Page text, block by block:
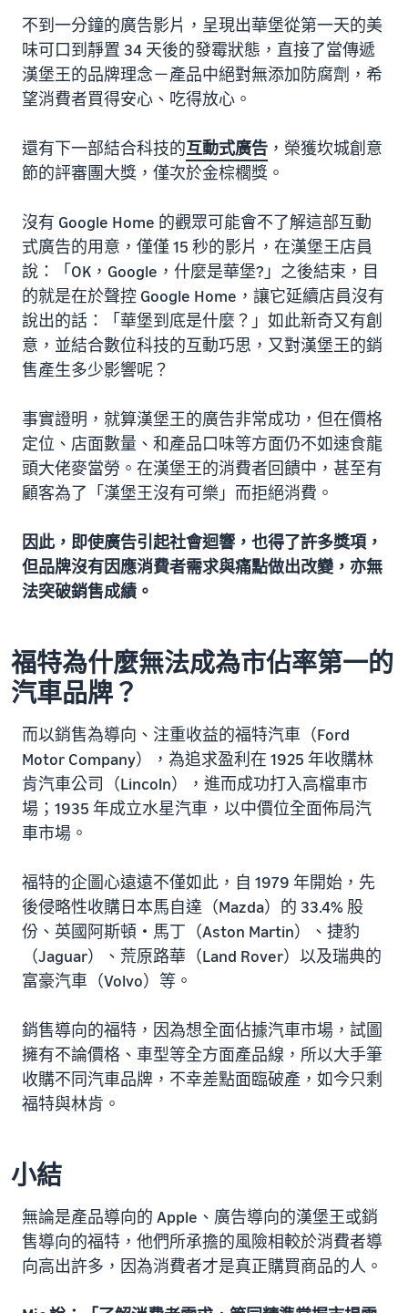
不到一分鐘的廣告影片，呈現出華堡從第一天的美
味可口到靜置 34 天後的發霉狀態，直接了當傳遞
漢堡王的品牌理念－產品中絕對無添加防腐劑，希
望消費者買得安心、吃得放心。
還有下一部結合科技的互動式廣告 ，榮獲坎城創意
節的評審團大獎，僅次於金棕櫚獎。
沒有 Google Home 的觀眾可能會不了解這部互動
式廣告的用意，僅僅 15 秒的影片，在漢堡王店員
說：「OK，Google，什麼是華堡?」之後結束，目
的就是在於聲控 Google Home，讓它延續店員沒有
說出的話：「華堡到底是什麼？」如此新奇又有創
意，並結合數位科技的互動巧思，又對漢堡王的銷
售產生多少影響呢？
事實證明，就算漢堡王的廣告非常成功，但在價格
定位、店面數量、和產品口味等方面仍不如速食龍
頭大佬麥當勞。在漢堡王的消費者回饋中，甚至有
顧客為了「漢堡王沒有可樂」而拒絕消費。
因此，即使廣告引起社會迴響，也得了許多獎項，
但品牌沒有因應消費者需求與痛點做出改變，亦無
法突破銷售成績。
福特為什麼無法成為市佔率第一的
汽車品牌？
而以銷售為導向、注重收益的福特汽車（Ford
Motor Company），為追求盈利在 1925 年收購林
肯汽車公司（Lincoln），進而成功打入高檔車市
場；1935 年成立水星汽車，以中價位全面佈局汽
車市場。
福特的企圖心遠遠不僅如此，自 1979 年開始，先
後侵略性收購日本馬自達（Mazda）的 33.4% 股
份、英國阿斯頓・馬丁（Aston Martin）、捷豹
（Jaguar）、荒原路華（Land Rover）以及瑞典的
富豪汽車（Volvo）等。
銷售導向的福特，因為想全面佔據汽車市場，試圖
擁有不論價格、車型等全方面產品線，所以大手筆
收購不同汽車品牌，不幸差點面臨破產，如今只剩
福特與林肯。
小結
無論是產品導向的 Apple、廣告導向的漢堡王或銷
售導向的福特，他們所承擔的風險相較於消費者導
向高出許多，因為消費者才是真正購買商品的人。